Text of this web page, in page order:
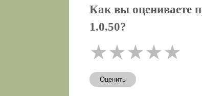
Как вы оцениваете
1.0.50?
★★★★★
Оценить